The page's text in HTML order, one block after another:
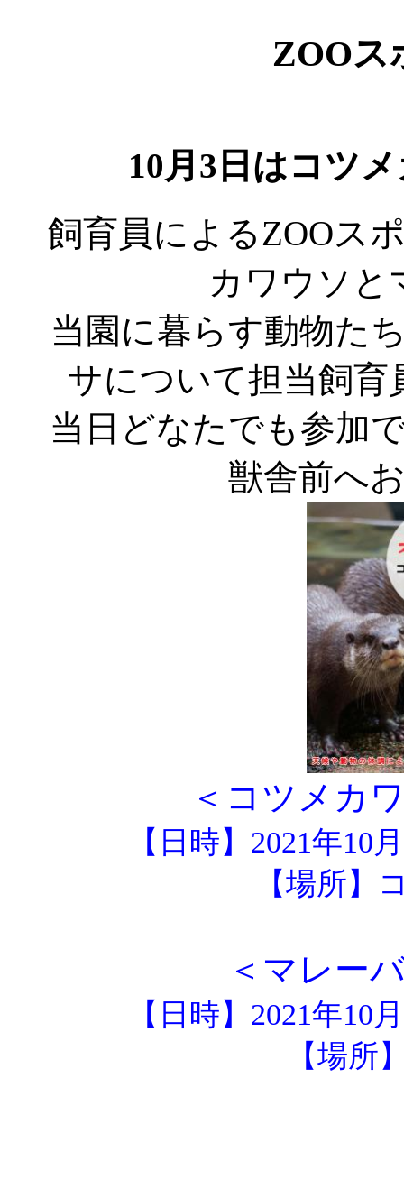
ZOOス
10月3日はコツ
飼育員によるZOOス
カワウソと
当園に暮らす動物た
サについて担当飼育
当日どなたでも参加
獣舎前へ
＜コツメカ
【日時】2021年10
【場所】
＜マレー
【日時】2021年10
【場所